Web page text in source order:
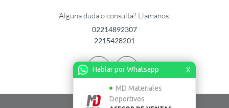
Hablar por Whatsapp X
MD Materiales
Deportivos
Alguna duda o consulta? Llamanos:
02214892307
2215428201